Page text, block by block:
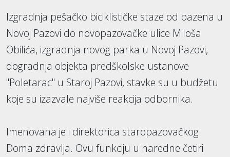
Izgradnja pešačko biciklističke staze od bazena u
Novoj Pazovi do novopazovačke ulice Miloša
Obilića, izgradnja novog parka u Novoj Pazovi,
dogradnja objekta predškolske ustanove
"Poletarac" u Staroj Pazovi, stavke su u budžetu
koje su izazvale najviše reakcija odbornika.
Imenovana je i direktorica staropazovačkog
Doma zdravlja. Ovu funkciju u naredne četiri